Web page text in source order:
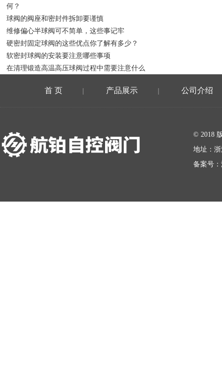
何？
球阀的阀座和密封件拆卸要谨慎
维修偏心半球阀可不简单，这些事记牢
硬密封固定球阀的这些优点你了解有多少？
软密封球阀的安装要注意哪些事项
在清理锻造高温高压球阀过程中需要注意什么
首 页 | 产品展示 | 公司介绍
© 2018
地址：
备案号：